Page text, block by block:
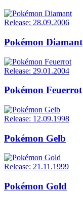
Release: 28.09.2006
Pokémon Diamant
Release: 29.01.2004
Pokémon Feuerrot
Release: 12.09.1998
Pokémon Gelb
Release: 21.11.1999
Pokémon Gold